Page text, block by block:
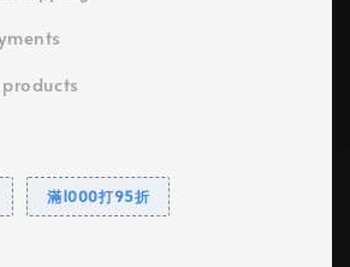
滿1000打95折